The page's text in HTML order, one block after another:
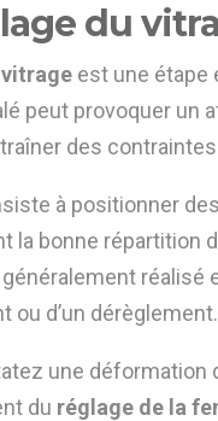
du
est une étape
peut provoquer un
des
à positionner
la bonne répartition
réalisé
ou d’un dérèglement.
une déformation
du réglage de la